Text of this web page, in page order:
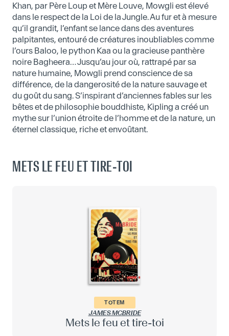
Khan, par Père Loup et Mère Louve, Mowgli est élevé
dans le respect de la Loi de la Jungle. Au fur et à mesure
qu’il grandit, l’enfant se lance dans des aventures
palpitantes, entouré de créatures inoubliables comme
l’ours Baloo, le python Kaa ou la gracieuse panthère
noire Bagheera… Jusqu’au jour où, rattrapé par sa
nature humaine, Mowgli prend conscience de sa
différence, de la dangerosité de la nature sauvage et
du goût du sang. S’inspirant d’anciennes fables sur les
bêtes et de philosophie bouddhiste, Kipling a créé un
mythe sur l’union étroite de l’homme et de la nature, un
éternel classique, riche et envoûtant.
METS LE FEU ET TIRE-TOI
TOTEM
JAMES MCBRIDE
Mets le feu et tire-toi